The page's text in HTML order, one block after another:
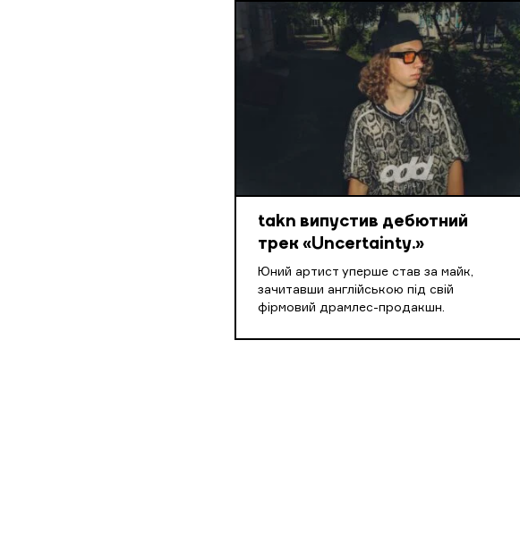
takn випустив дебютний
трек «Uncertainty.»
Юний артист уперше став за майк,
зачитавши англійською під свій
фірмовий драмлес-продакшн.